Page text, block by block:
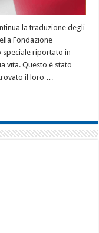
la traduzione degli
Fondazione
speciale riportato in
vita. Questo è stato
trovato il loro …